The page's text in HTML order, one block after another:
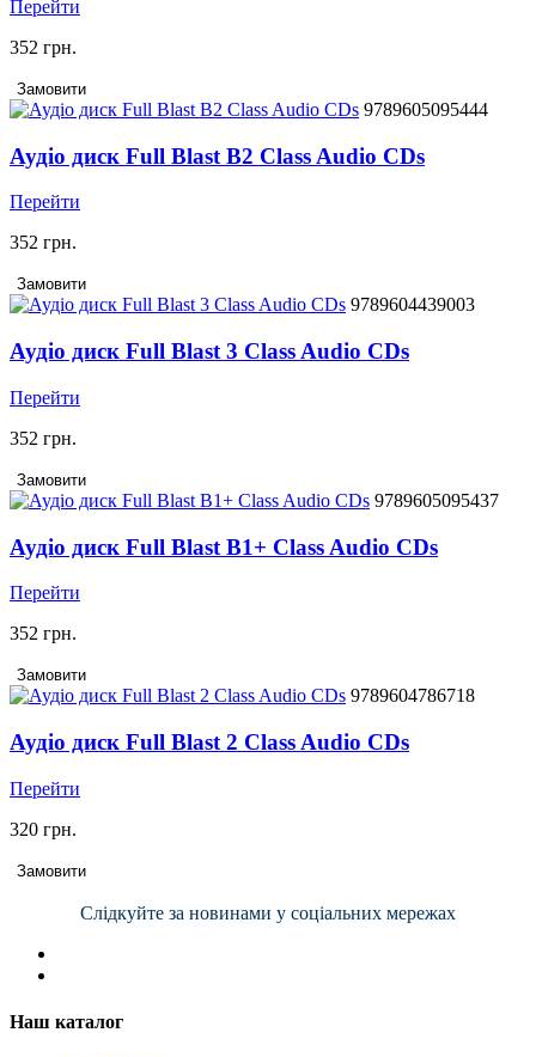
Перейти
352 грн.
Замовити
9789605095444
Аудіо диск Full Blast B2 Class Audio CDs
Перейти
352 грн.
Замовити
9789604439003
Аудіо диск Full Blast 3 Class Audio CDs
Перейти
352 грн.
Замовити
9789605095437
Аудіо диск Full Blast B1+ Class Audio CDs
Перейти
352 грн.
Замовити
9789604786718
Аудіо диск Full Blast 2 Class Audio CDs
Перейти
320 грн.
Замовити
Слідкуйте за новинами у соціальних мережах
Наш каталог